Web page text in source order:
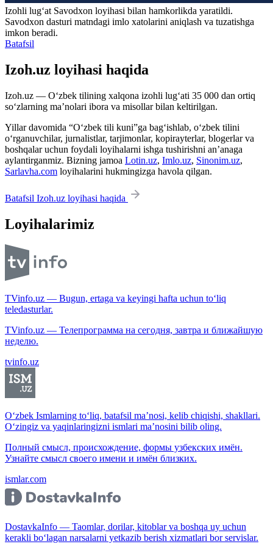
Izohli lugʻat Savodxon loyihasi bilan hamkorlikda yaratildi.
Savodxon dasturi matndagi imlo xatolarini aniqlash va tuzatishga
imkon beradi.
Batafsil
Izoh.uz loyihasi haqida
Izoh.uz — O‘zbek tilining xalqona izohli lug‘ati 35 000 dan ortiq
so‘zlarning ma’nolari ibora va misollar bilan keltirilgan.
Yillar davomida “O‘zbek tili kuni”ga bag‘ishlab, o‘zbek tilini
o‘rganuvchilar, jurnalistlar, tarjimonlar, kopirayterlar, blogerlar va
boshqalar uchun foydali loyihalarni ishga tushirishni an’anaga
aylantirganmiz. Bizning jamoa Lotin.uz, Imlo.uz, Sinonim.uz,
Sarlavha.com loyihalarini hukmingizga havola qilgan.
Batafsil Izoh.uz loyihasi haqida
Loyihalarimiz
TVinfo.uz — Bugun, ertaga va keyingi hafta uchun to‘liq
teledasturlar.
TVinfo.uz — Телепрограмма на сегодня, завтра и ближайшую
неделю.
tvinfo.uz
O‘zbek Ismlarning to‘liq, batafsil ma’nosi, kelib chiqishi, shakllari.
O‘zingiz va yaqinlaringizni ismlari ma’nosini bilib oling.
Полный смысл, происхождение, формы узбекских имён.
Узнайте смысл своего имени и имён близких.
ismlar.com
DostavkaInfo — Taomlar, dorilar, kitoblar va boshqa uy uchun
kerakli bo‘lagan narsalarni yetkazib berish xizmatlari bor servislar.